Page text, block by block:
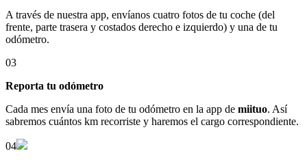
A través de nuestra app, envíanos cuatro fotos de tu coche (del
frente, parte trasera y costados derecho e izquierdo) y una de tu
odómetro.
03
Reporta tu odómetro
Cada mes envía una foto de tu odómetro en la app de miituo. Así
sabremos cuántos km recorriste y haremos el cargo correspondiente.
04